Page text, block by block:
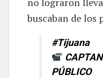
buscaban de los
#Tijuana
PÚBLICO